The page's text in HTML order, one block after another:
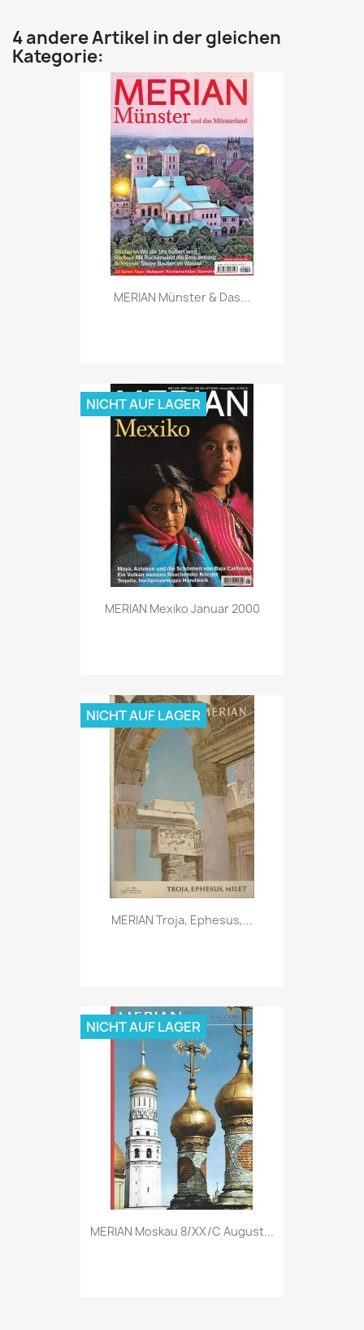
4 andere Artikel in der gleichen
Kategorie:
Vorschau
MERIAN Münster & Das...
Vorschau
MERIAN Mexiko Januar 2000
NICHT AUF LAGER
Vorschau
MERIAN Troja, Ephesus,...
NICHT AUF LAGER
Vorschau
MERIAN Moskau 8/XX/C August...
NICHT AUF LAGER